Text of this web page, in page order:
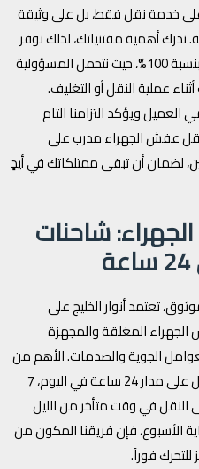
على خدمة نقل فقط، بل على وثيقة
ندرك أهمية مقتنياتك، لذلك نوفر
خدمة نقل عفش مضمون الجهراء بنسبة 100%، حيث نتحمل المسؤولية
عملية النقل أو التغليف.
ويؤكد التزامنا التام
عفش الجهراء مدرب على
لضمان أن تبقى ممتلكاتك في أيدٍ
شاحنات
تعتمد أنوار الخليج على
المغلقة والمجهزة
الجوية والصدمات. الأهم من
ذلك، أن هذه الخدمات متاحة بالكامل على مدار 24 ساعة في اليوم، 7
النقل في وقت متأخر من الليل
الأسبوع، فإن فريقنا المكون من
فوراً.